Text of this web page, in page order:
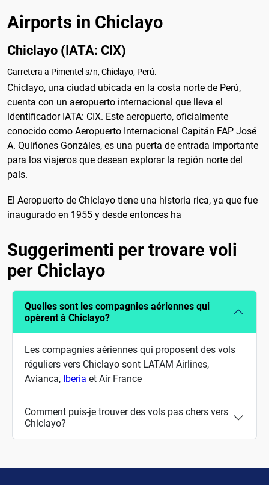
Airports in Chiclayo
Chiclayo (IATA: CIX)
Carretera a Pimentel s/n, Chiclayo, Perú.
Chiclayo, una ciudad ubicada en la costa norte de Perú,
cuenta con un aeropuerto internacional que lleva el
identificador IATA: CIX. Este aeropuerto, oficialmente
conocido como Aeropuerto Internacional Capitán FAP José
A. Quiñones Gonzáles, es una puerta de entrada importante
para los viajeros que desean explorar la región norte del
país.
El Aeropuerto de Chiclayo tiene una historia rica, ya que fue
inaugurado en 1955 y desde entonces ha
Suggerimenti per trovare voli
per Chiclayo
Quelles sont les compagnies aériennes qui
opèrent à Chiclayo?
Les compagnies aériennes qui proposent des vols
réguliers vers Chiclayo sont LATAM Airlines,
Avianca, Iberia et Air France
Comment puis-je trouver des vols pas chers vers
Chiclayo?